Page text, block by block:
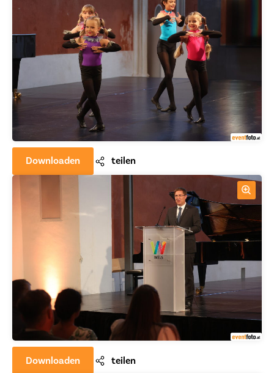
Downloaden teilen
Downloaden teilen